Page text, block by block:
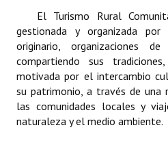
Actas de Sesión
Informes de Unidad Coordinadora
Ejecución Presupuestaria
Actas de Audiencias Públicas
NORMATIVA
El Turismo Rural
gestionada y organizada por
originario, organizaciones
compartiendo sus
motivada por el intercambio
su patrimonio, a través de una
las comunidades locales y
naturaleza y el medio ambiente.